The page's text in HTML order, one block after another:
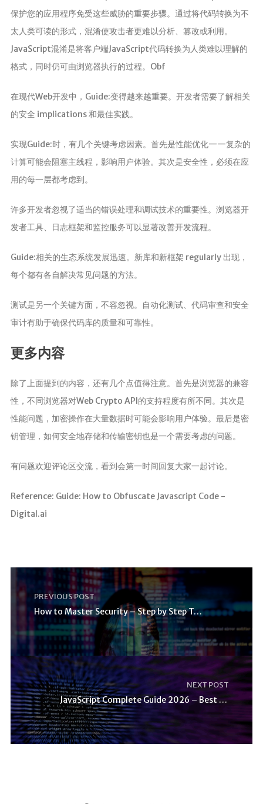
保护您的应用程序免受这些威胁的重要步骤。通过将代码转换为不
太人类可读的形式，混淆使攻击者更难以分析、篡改或利用。
JavaScript混淆是将客户端JavaScript代码转换为人类难以理解的
格式，同时仍可由浏览器执行的过程。Obf
在现代Web开发中，Guide:变得越来越重要。开发者需要了解相关
的安全 implications 和最佳实践。
实现Guide:时，有几个关键考虑因素。首先是性能优化——复杂的
计算可能会阻塞主线程，影响用户体验。其次是安全性，必须在应
用的每一层都考虑到。
许多开发者忽视了适当的错误处理和调试技术的重要性。浏览器开
发者工具、日志框架和监控服务可以显著改善开发流程。
Guide:相关的生态系统发展迅速。新库和新框架 regularly 出现，
每个都有各自解决常见问题的方法。
测试是另一个关键方面，不容忽视。自动化测试、代码审查和安全
审计有助于确保代码库的质量和可靠性。
更多内容
除了上面提到的内容，还有几个点值得注意。首先是浏览器的兼容
性，不同浏览器对Web Crypto API的支持程度有所不同。其次是
性能问题，加密操作在大量数据时可能会影响用户体验。最后是密
钥管理，如何安全地存储和传输密钥也是一个需要考虑的问题。
有问题欢迎评论区交流，看到会第一时间回复大家一起讨论。
Reference: Guide: How to Obfuscate Javascript Code -
Digital.ai
PREVIOUS POST
How to Master Security – Step by Step Tutorial
NEXT POST
JavaScript Complete Guide 2026 – Best Practices